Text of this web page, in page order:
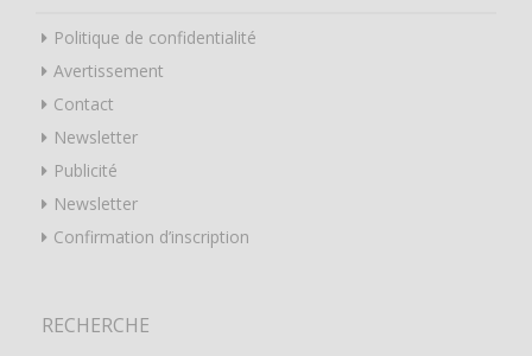
Politique de confidentialité
Avertissement
Contact
Newsletter
Publicité
Newsletter
Confirmation d’inscription
RECHERCHE